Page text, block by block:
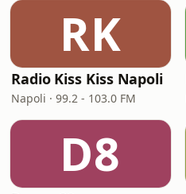
RK
Radio Kiss Kiss Napoli
Napoli · 99.2 - 103.0 FM
D8